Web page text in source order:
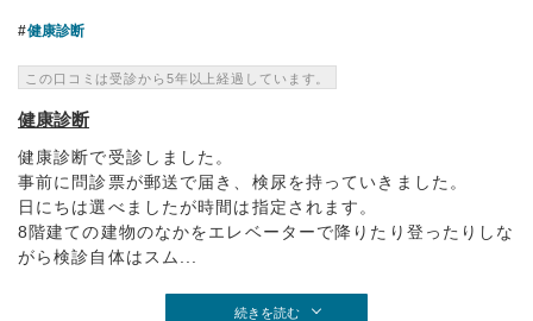
健康診断
この口コミは受診から5年以上経過しています。
健康診断
健康診断で受診しました。
事前に問診票が郵送で届き、検尿を持っていきました。
日にちは選べましたが時間は指定されます。
8階建ての建物のなかをエレベーターで降りたり登ったりしな
がら検診自体はスム...
続きを読む